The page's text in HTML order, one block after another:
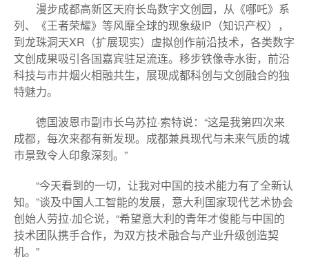
漫步成都高新区天府长岛数字文创园，从《哪吒》系
列、《王者荣耀》等风靡全球的现象级IP（知识产权），
到龙珠洞天XR（扩展现实）虚拟创作前沿技术，各类数字
文创成果吸引各国嘉宾驻足流连。移步铁像寺水街，前沿
科技与市井烟火相融共生，展现成都科创与文创融合的独
特魅力。
德国波恩市副市长乌苏拉·索特说：“这是我第四次来
成都，每次来都有新发现。成都兼具现代与未来气质的城
市景致令人印象深刻。”
“今天看到的一切，让我对中国的技术能力有了全新认
知。”谈及中国人工智能的发展，意大利国家现代艺术协会
创始人劳拉·加仑说，“希望意大利的青年才俊能与中国的
技术团队携手合作，为双方技术融合与产业升级创造契
机。”